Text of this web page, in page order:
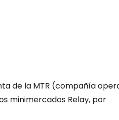
de la MTR (compañía
minimercados Relay, por